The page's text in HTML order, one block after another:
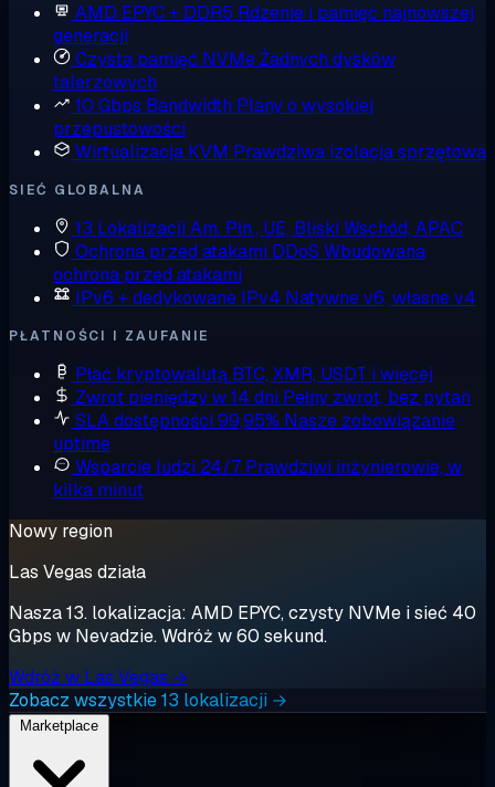
AMD EPYC + DDR5 Rdzenie i pamięć najnowszej
generacji
Czysta pamięć NVMeŻadnych dysków
talerzowych
10 Gbps Bandwidth Plany o wysokiej
przepustowości
Wirtualizacja KVM Prawdziwa izolacja sprzętowa
SIEĆ GLOBALNA
13 Lokalizacji Am. Płn., UE, Bliski Wschód, APAC
Ochrona przed atakami DDoS Wbudowana
ochrona przed atakami
IPv6 + dedykowane IPv4 Natywne v6, własne v4
PŁATNOŚCI I ZAUFANIE
Płać kryptowalutą BTC, XMR, USDT i więcej
Zwrot pieniędzy w 14 dni Pełny zwrot, bez pytań
SLA dostępności 99,95% Nasze zobowiązanie
uptime
Wsparcie ludzi 24/7 Prawdziwi inżynierowie, w
kilka minut
Nowy region
Las Vegas działa
Nasza 13. lokalizacja: AMD EPYC, czysty NVMe i sieć 40
Gbps w Nevadzie. Wdróż w 60 sekund.
Wdróż w Las Vegas →
Zobacz wszystkie 13 lokalizacji →